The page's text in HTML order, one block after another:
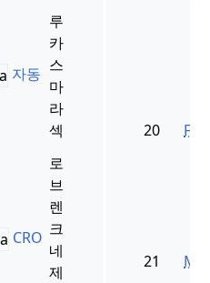
자동
루
카
스
마
라
섹
CRO
로
브
렌
크
네
제
20 FW
21 MF